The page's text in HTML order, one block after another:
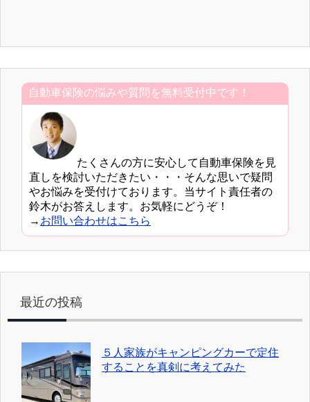
自動車保険の悩みや質問を無料受付中です！
たくさんの方に安心して自動車保険を見
直しを検討いただきたい・・・そんな思いで疑問
やお悩みを受付けております。当サイト責任者の
鈴木がお答えします。お気軽にどうぞ！
→ お問い合わせはこちら
最近の投稿
５人家族がキャンピングカーで定住
することを真剣に考えてみた